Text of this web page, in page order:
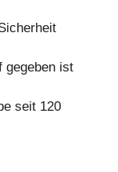
gegeben ist
seit 120